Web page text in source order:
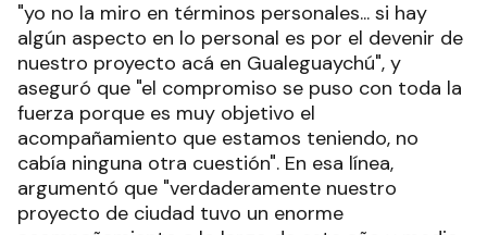
"yo no la miro en términos personales... si hay
algún aspecto en lo personal es por el devenir de
nuestro proyecto acá en Gualeguaychú", y
aseguró que "el compromiso se puso con toda la
fuerza porque es muy objetivo el
acompañamiento que estamos teniendo, no
cabía ninguna otra cuestión". En esa línea,
argumentó que "verdaderamente nuestro
proyecto de ciudad tuvo un enorme